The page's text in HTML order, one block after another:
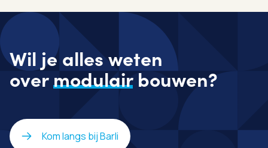
Wil je alles weten
overmodulairbouwen?
Kom langs bij Barli